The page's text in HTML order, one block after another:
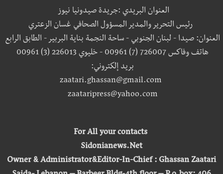
العنوان البريدي :جريدة صيدونيا نيوز
رئيس التحرير والمدير المسؤول الصحافي غسان الزعتري
العنوان: صيدا - لبنان الجنوبي - ساحة النجمة بناية البربير - الطابق الرابع
هاتف وفاكس 726007 (7) 00961 - خليوي 226013 (3) 00961
بريد إلكتروني:
zaatari.ghassan@gmail.com
zaataripress@yahoo.com
For All your contacts
Sidonianews.Net
Owner & Administrator&Editor-In-Chief : Ghassan Zaatari